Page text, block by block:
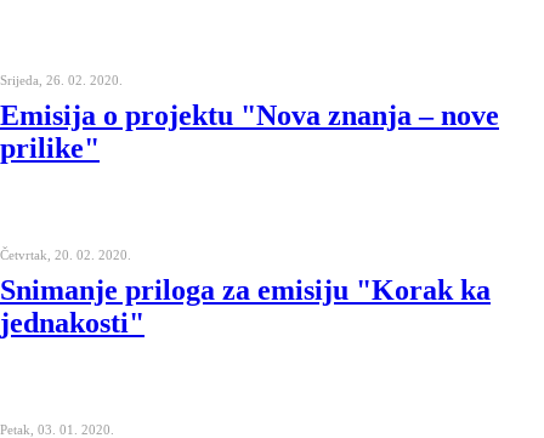
Srijeda, 26. 02. 2020.
Emisija o projektu "Nova znanja – nove
prilike"
Četvrtak, 20. 02. 2020.
Snimanje priloga za emisiju "Korak ka
jednakosti"
Petak, 03. 01. 2020.